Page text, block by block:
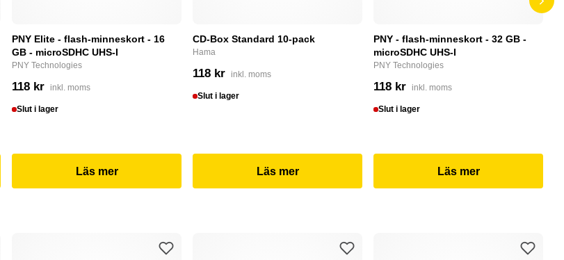
PNY Elite - flash-minneskort - 16
GB - microSDHC UHS-I
PNY Technologies
118 kr inkl. moms
Slut i lager
Läs mer
CD-Box Standard 10-pack
Hama
118 kr inkl. moms
Slut i lager
Läs mer
PNY - flash-minneskort - 32 GB -
microSDHC UHS-I
PNY Technologies
118 kr inkl. moms
Slut i lager
Läs mer